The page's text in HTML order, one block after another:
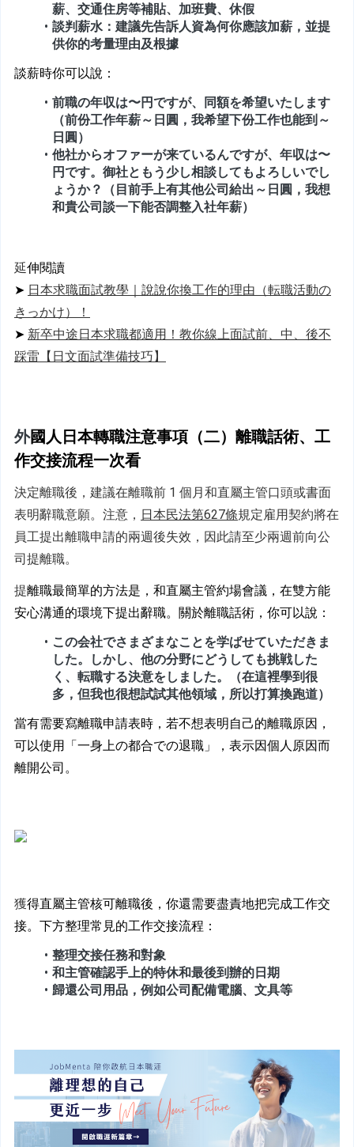
薪、交通住房等補貼、加班費、休假
談判薪水：建議先告訴人資為何你應該加薪，並提
供你的考量理由及根據
談薪時你可以說：
前職の年収は〜円ですが、同額を希望いたします
（前份工作年薪～日圓，我希望下份工作也能到～
日圓）
他社からオファーが来ているんですが、年収は〜
円です。御社ともう少し相談してもよろしいでし
ょうか？（目前手上有其他公司給出～日圓，我想
和貴公司談一下能否調整入社年薪）
延伸閱讀
➤ 日本求職面試教學｜說說你換工作的理由（転職活動の
きっかけ）！
➤ 新卒中途日本求職都適用！教你線上面試前、中、後不
踩雷【日文面試準備技巧】
外國人日本轉職注意事項（二）離職話術、工
作交接流程一次看
決定離職後，建議在離職前 1 個月和直屬主管口頭或書面
表明辭職意願。注意， 日本民法第627條規定雇用契約將在
員工提出離職申請的兩週後失效，因此請至少兩週前向公
司提離職。
提離職最簡單的方法是，和直屬主管約場會議，在雙方能
安心溝通的環境下提出辭職。關於離職話術，你可以說：
この会社でさまざまなことを学ばせていただきま
した。しかし、他の分野にどうしても挑戦した
く、転職する決意をしました。（在這裡學到很
多，但我也很想試試其他領域，所以打算換跑道）
當有需要寫離職申請表時，若不想表明自己的離職原因，
可以使用「一身上の都合での退職」，表示因個人原因而
離開公司。
獲得直屬主管核可離職後，你還需要盡責地把完成工作交
接。下方整理常見的工作交接流程：
整理交接任務和對象
和主管確認手上的特休和最後到辦的日期
歸還公司用品，例如公司配備電腦、文具等